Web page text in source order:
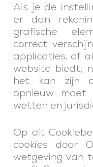
Als je de
er dan
grafische
correct
applicaties, of
website biedt,
het kan zijn
opnieuw moet
wetten en
Op dit
cookies door
wetgeving van